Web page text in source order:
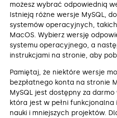
możesz wybrać odpowiednią
Istnieją różne wersje MySQL,
systemów operacyjnych,
MacOS. Wybierz wersję
systemu operacyjnego, a
instrukcjami na stronie, aby
Pamiętaj, że niektóre wersje
bezpłatnego konta na stronie
MySQL jest dostępny za
która jest w pełni
nauki i mniejszych projektów.